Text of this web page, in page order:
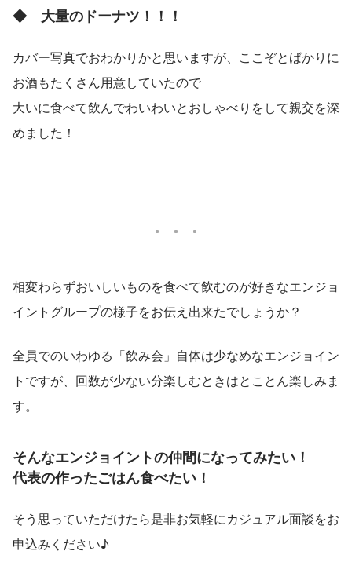
◆　大量のドーナツ！！！
カバー写真でおわかりかと思いますが、ここぞとばかりに
お酒もたくさん用意していたので
大いに食べて飲んでわいわいとおしゃべりをして親交を深
めました！
相変わらずおいしいものを食べて飲むのが好きなエンジョ
イントグループの様子をお伝え出来たでしょうか？
全員でのいわゆる「飲み会」自体は少なめなエンジョイン
トですが、回数が少ない分楽しむときはとことん楽しみま
す。
そんなエンジョイントの仲間になってみたい！
代表の作ったごはん食べたい！
そう思っていただけたら是非お気軽にカジュアル面談をお
申込みください♪